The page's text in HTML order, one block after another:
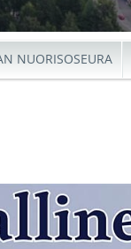
NUORISOSEURA